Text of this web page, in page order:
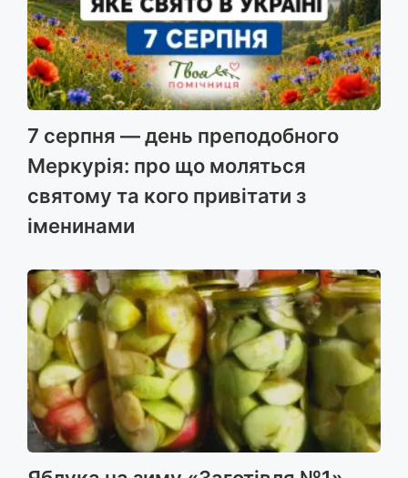
7 серпня — день преподобного
Меркурія: про що моляться
святому та кого привітати з
іменинами